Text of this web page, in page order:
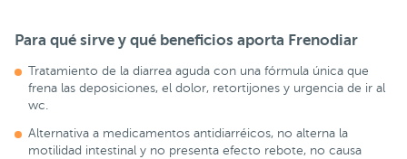
Para qué sirve y qué beneficios aporta Frenodiar
Tratamiento de la diarrea aguda con una fórmula única que
frena las deposiciones, el dolor, retortijones y urgencia de ir al
wc.
Alternativa a medicamentos antidiarréicos, no alterna la
motilidad intestinal y no presenta efecto rebote, no causa